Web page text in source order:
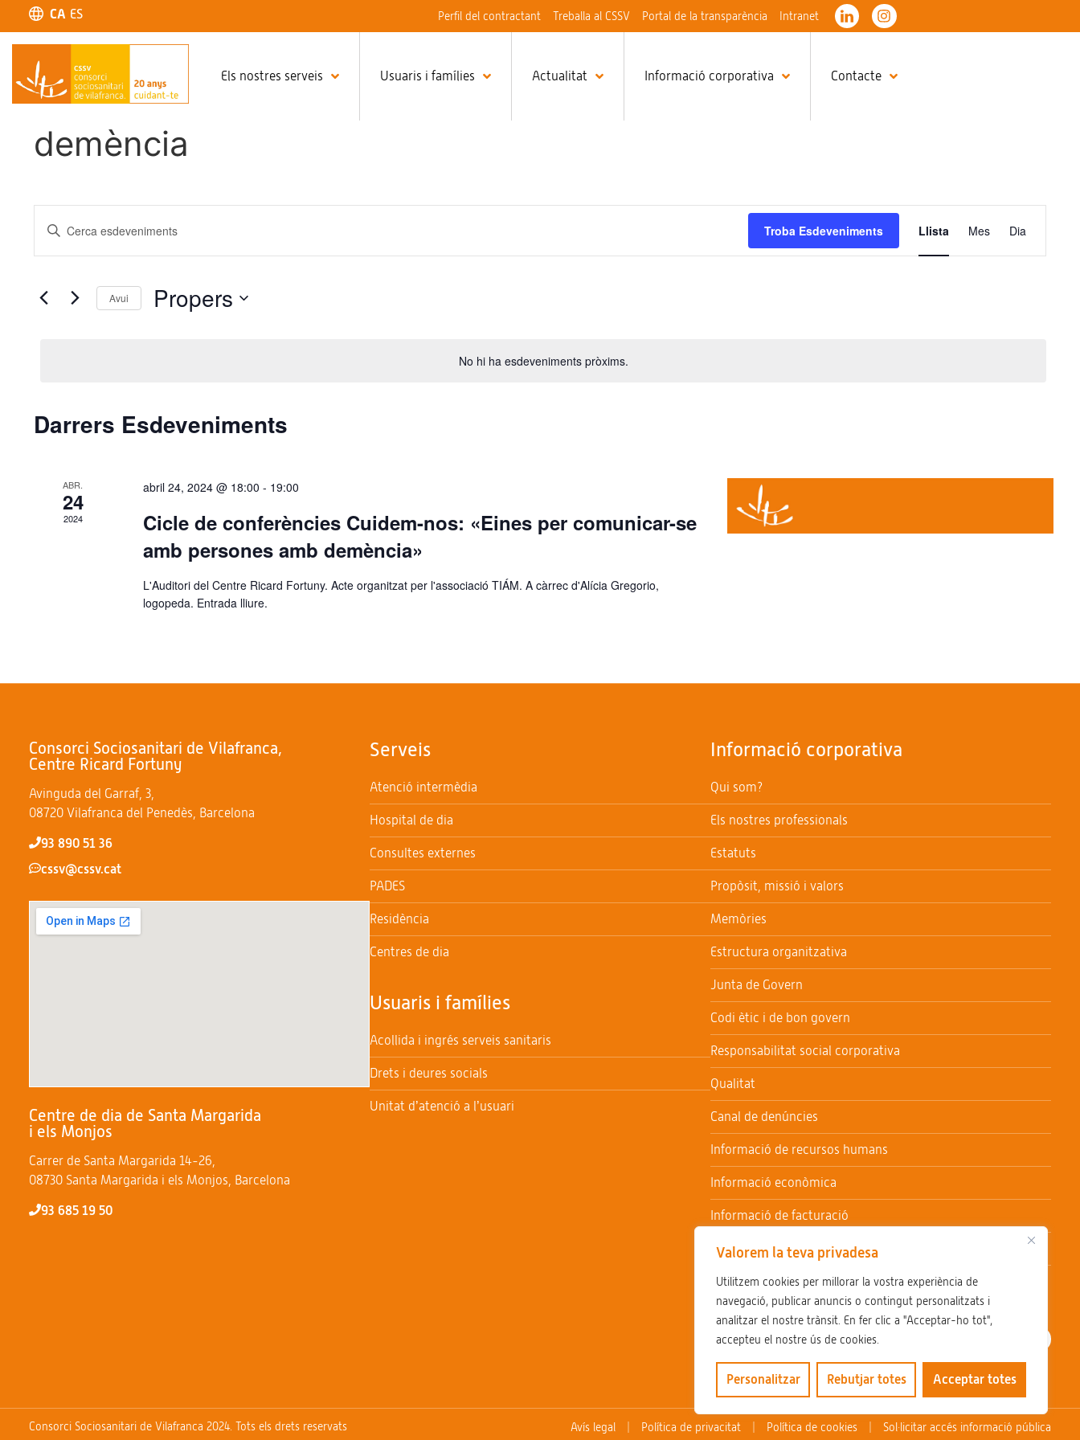
Valorem la teva privadesa
Utilitzem cookies per millorar la vostra experiència de
navegació, publicar anuncis o contingut personalitzats i
analitzar el nostre trànsit. En fer clic a "Acceptar-ho tot",
accepteu el nostre ús de cookies.
Personalitzar Rebutjar totes Acceptar totes
CA ES Perfil del contractant Treballa al CSSV Portal de la transparència Intranet
Els nostres serveis Usuaris i famílies Actualitat Informació corporativa Contacte
demència
No hi ha esdeveniments pròxims.
Navegació
visual
cerca
Introduïu
clau.
Esdeveniments
per
Troba Esdeveniments
de
Llista Mes Dia
Avui Propers
Darrers Esdeveniments
ABR.
24
2024
abril 24, 2024 @ 18:00 - 19:00
Cicle de conferències Cuidem-nos: «Eines per comunicar-se
amb persones amb demència»
L'Auditori del Centre Ricard Fortuny. Acte organitzat per l'associació TIÁM. A càrrec d'Alícia Gregorio,
logopeda. Entrada lliure.
Consorci Sociosanitari de Vilafranca,
Centre Ricard Fortuny
Avinguda del Garraf, 3,
08720 Vilafranca del Penedès, Barcelona
93 890 51 36
cssv@cssv.cat
Centre de dia de Santa Margarida
i els Monjos
Carrer de Santa Margarida 14-26,
08730 Santa Margarida i els Monjos, Barcelona
93 685 19 50
Serveis
Atenció intermèdia
Hospital de dia
Consultes externes
PADES
Residència
Centres de dia
Usuaris i famílies
Acollida i ingrés serveis sanitaris
Drets i deures socials
Unitat d’atenció a l’usuari
Informació corporativa
Qui som?
Els nostres professionals
Estatuts
Propòsit, missió i valors
Memòries
Estructura organitzativa
Junta de Govern
Codi ètic i de bon govern
Responsabilitat social corporativa
Qualitat
Canal de denúncies
Informació de recursos humans
Informació econòmica
Informació de facturació
Informació de contractació
Treballa al CSSV
Consorci Sociosanitari de Vilafranca 2024. Tots els drets reservats Avís legal Política de privacitat Política de cookies Sol·licitar accés informació pública